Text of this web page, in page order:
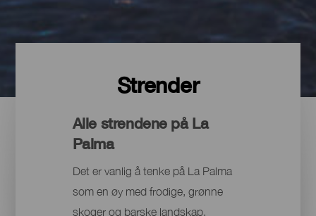
Strender
Alle strendene på La
Palma
Det er vanlig å tenke på La Palma
som en øy med frodige, grønne
skoger og barske landskap,